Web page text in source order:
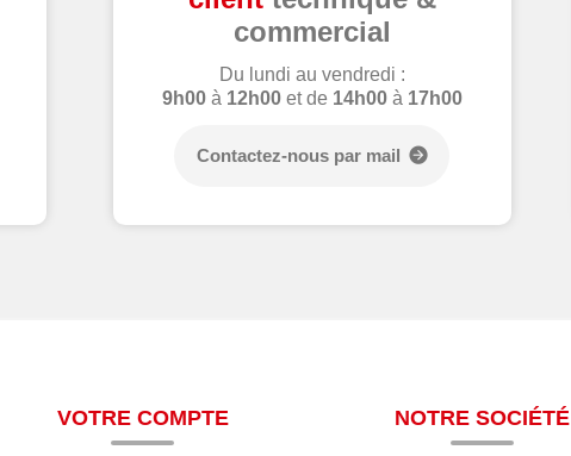
commercial
Du lundi au vendredi :
9h00à 12h00et de 14h00à 17h00
Contactez-nous par mail
VOTRE COMPTE NOTRE SOCIÉTÉ